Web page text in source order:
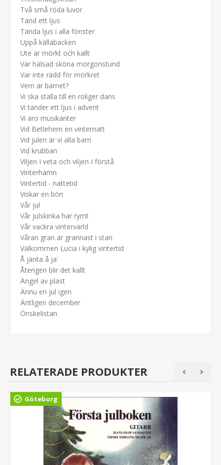
Två små röda luvor
Tänd ett ljus
Tända ljus i alla fönster
Uppå källabacken
Ute är mörkt och kallt
Var hälsad sköna morgonstund
Var inte rädd för mörkret
Vem är barnet?
Vi ska ställa till en roliger dans
Vi tänder ett ljus i advent
Vi äro musikanter
Vid Betlehem en vinternatt
Vid julen är vi alla barn
Vid krubban
Viljen I veta och viljen I förstå
Vinterhamn
Vintertid - nattetid
Viskar en bön
Vår jul
Vår julskinka har rymt
Vår vackra vintervärld
Våran gran är grannast i stan
Välkommen Lucia i kylig vintertid
Å jänta å ja'
Återigen blir det kallt
Ängel av plast
Ännu en jul igen
Äntligen december
Önskelistan
RELATERADE PRODUKTER
Göteborg